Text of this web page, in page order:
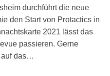
durchführt die neue
den Start von Protactics in
2021 lässt das
passieren. Gerne
auf das…